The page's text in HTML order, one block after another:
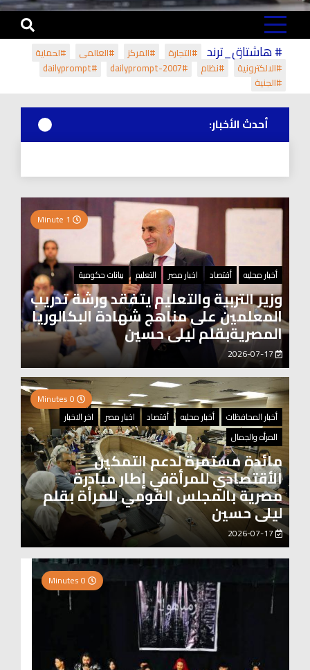
# هاشتاق_ترند #التجارة #المركز #العالمي
#لحماية
#الالكترونية
#نظام #dailyprompt-2007
#dailyprompt
#الجنية
أحدث الأخبار:
أخبار محليه أقتصاد اخبار مصر التعليم بيانات حكومية
وزير التربية والتعليم يتفقد ورشة تدريب
المعلمين على مناهج شهادة البكالوريا
المصريةبقلم ليلى حسين
أخبار المحافظات
أخبار محليه أقتصاد اخبار مصر
اخر الاخبار
المرأه والجمال
مائدة مستمرة لدعم التمكين
الأقتصادي للمرأةفي إطار مبادرة
مصرية بالمجلس القومي للمرأة بقلم
ليلى حسين
2026-07-17
0 Minutes